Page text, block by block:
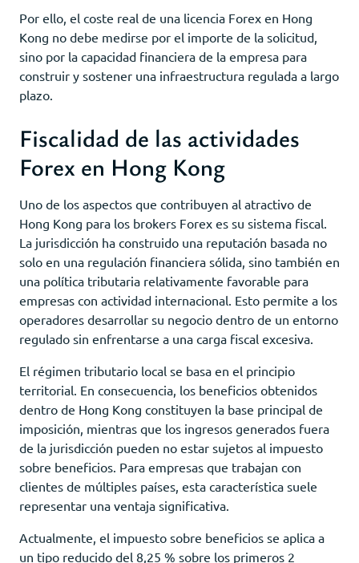
Por ello, el coste real de una licencia Forex en Hong
Kong no debe medirse por el importe de la solicitud,
sino por la capacidad financiera de la empresa para
construir y sostener una infraestructura regulada a largo
plazo.
Fiscalidad de las actividades
Forex en Hong Kong
Uno de los aspectos que contribuyen al atractivo de
Hong Kong para los brokers Forex es su sistema fiscal.
La jurisdicción ha construido una reputación basada no
solo en una regulación financiera sólida, sino también en
una política tributaria relativamente favorable para
empresas con actividad internacional. Esto permite a los
operadores desarrollar su negocio dentro de un entorno
regulado sin enfrentarse a una carga fiscal excesiva.
El régimen tributario local se basa en el principio
territorial. En consecuencia, los beneficios obtenidos
dentro de Hong Kong constituyen la base principal de
imposición, mientras que los ingresos generados fuera
de la jurisdicción pueden no estar sujetos al impuesto
sobre beneficios. Para empresas que trabajan con
clientes de múltiples países, esta característica suele
representar una ventaja significativa.
Actualmente, el impuesto sobre beneficios se aplica a
un tipo reducido del 8,25 % sobre los primeros 2